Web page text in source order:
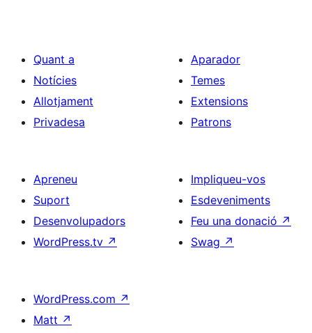
Quant a
Notícies
Allotjament
Privadesa
Aparador
Temes
Extensions
Patrons
Apreneu
Suport
Desenvolupadors
WordPress.tv ↗
Impliqueu-vos
Esdeveniments
Feu una donació ↗
Swag ↗
WordPress.com ↗
Matt ↗